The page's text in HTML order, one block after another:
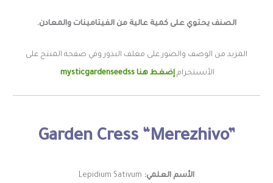
الصنف يحتوي على كمية عالية من الفيتامينات والمعادن.
المزيد من الوصف والصور على مغلف البذور وفي صفحة المنتج على
الأنستجرام إضغط هنا mysticgardenseedss
Garden Cress “Merezhivo”
الأسم العلمي: Lepidium Sativum